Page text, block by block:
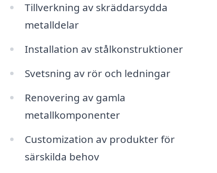
Tillverkning av skräddarsydda
metalldelar
Installation av stålkonstruktioner
Svetsning av rör och ledningar
Renovering av gamla
metallkomponenter
Customization av produkter för
särskilda behov